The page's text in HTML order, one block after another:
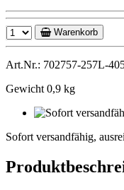
Warenkorb
Art.Nr.: 702757-257L-
Gewicht 0,9 kg
Sofort versandfähig,